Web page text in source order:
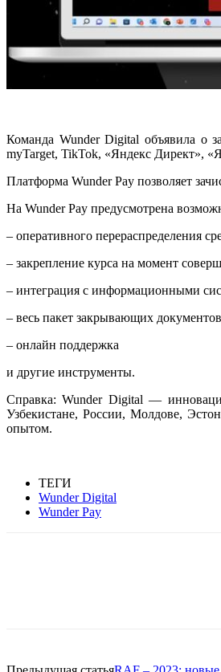
Команда Wunder Digital объявила о
myTarget, TikTok, «Яндекс Директ»,
Платформа Wunder Pay позволяет
На Wunder Pay предусмотрена
– оперативного перераспределения
– закрепление курса на момент
– интеграция с информационными
– весь пакет закрывающих
– онлайн поддержка
и другие инструменты.
Справка: Wunder Digital —
Узбекистане, России, Молдове,
опытом.
ТЕГИ
Wunder Digital
Wunder Pay